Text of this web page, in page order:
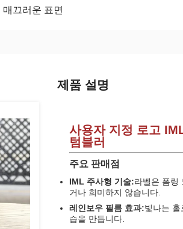
매끄러운 표면
제품 설명
사용자 지정 로고
텀블러
주요 판매점
IML 주사형 기술:라벨은 폼링
거나 희미하지 않습니다.
레인보우 필름 효과:빛나는
습을 만듭니다.